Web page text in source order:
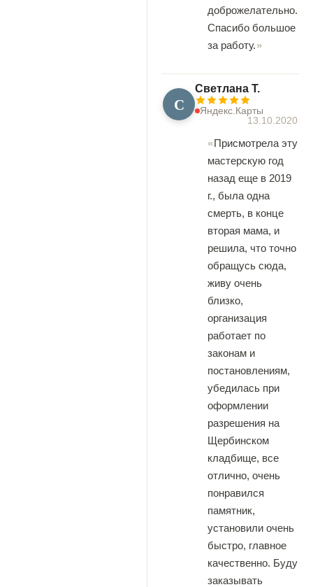
доброжелательно.
Спасибо большое
за работу.
С
Светлана Т.
Яндекс.Карты
13.10.2020
Присмотрела эту
мастерскую год
назад еще в 2019
г., была одна
смерть, в конце
вторая мама, и
решила, что точно
обращусь сюда,
живу очень
близко,
организация
работает по
законам и
постановлениям,
убедилась при
оформлении
разрешения на
Щербинском
кладбище, все
отлично, очень
понравился
памятник,
установили очень
быстро, главное
качественно. Буду
заказывать